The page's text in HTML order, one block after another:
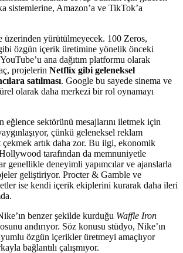
sistemlerine, Amazon’a ve TikTok’a
üzerinden yürütülmeyecek. 100 Zeros,
özgün içerik üretimine yönelik önceki
ana dağıtım platformu olarak
projelerin Netflix gibi geleneksel
satılması. Google bu sayede sinema ve
olarak daha merkezi bir rol oynamayı
eğlence sektörünü mesajlarını iletmek için
çünkü geleneksel reklam
artık daha zor. Bu ilgi, ekonomik
Hollywood tarafından da memnuniyetle
genellikle deneyimli yapımcılar ve ajanslarla
geliştiriyor. Procter & Gamble ve
ise kendi içerik ekiplerini kurarak daha ileri
benzer şekilde kurduğu Waffle Iron
andırıyor. Söz konusu stüdyo, Nike’ın
özgün içerikler üretmeyi amaçlıyor
bağlantılı çalışmıyor.